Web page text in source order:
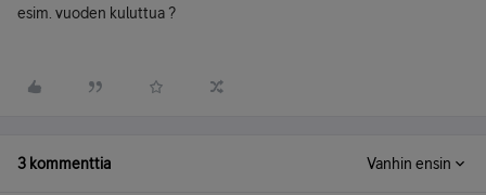
esim. vuoden kuluttua ?
3 kommenttia Vanhin ensin